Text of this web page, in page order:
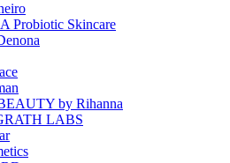
Probiotic Skincare
by Rihanna
LABS